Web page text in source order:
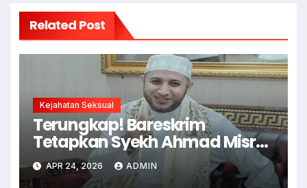
Related Post
Kejahatan Seksual
Terungkap! Bareskrim
Tetapkan Syekh Ahmad Misry
Tersangka, Kasus Dugaan
Pelecehan Seksual
APR 24, 2026 ADMIN